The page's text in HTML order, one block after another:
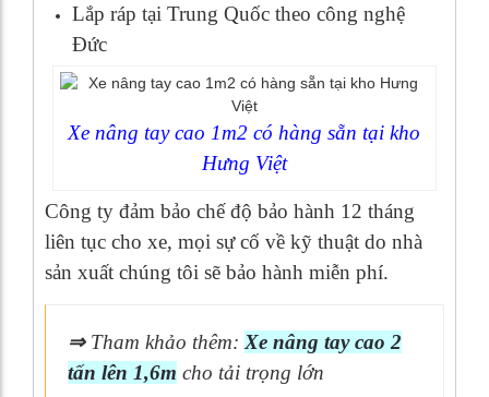
Lắp ráp tại Trung Quốc theo công nghệ
Đức
Xe nâng tay cao 1m2 có hàng sẵn tại kho
Hưng Việt
Công ty đảm bảo chế độ bảo hành 12 tháng
liên tục cho xe, mọi sự cố về kỹ thuật do nhà
sản xuất chúng tôi sẽ bảo hành miễn phí.
⇒ Tham khảo thêm: Xe nâng tay cao 2
tấn lên 1,6m cho tải trọng lớn